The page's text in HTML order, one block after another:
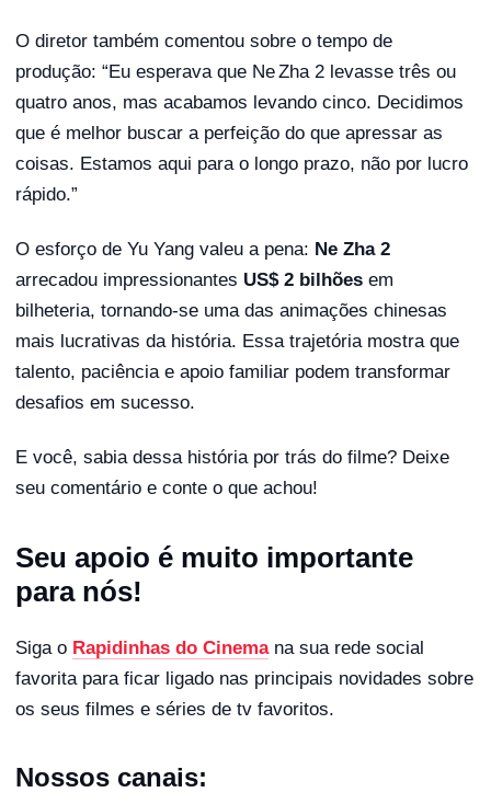
O diretor também comentou sobre o tempo de
produção: “Eu esperava que Ne Zha 2 levasse três ou
quatro anos, mas acabamos levando cinco. Decidimos
que é melhor buscar a perfeição do que apressar as
coisas. Estamos aqui para o longo prazo, não por lucro
rápido.”
O esforço de Yu Yang valeu a pena: Ne Zha 2
arrecadou impressionantes US$ 2 bilhões em
bilheteria, tornando-se uma das animações chinesas
mais lucrativas da história. Essa trajetória mostra que
talento, paciência e apoio familiar podem transformar
desafios em sucesso.
E você, sabia dessa história por trás do filme? Deixe
seu comentário e conte o que achou!
Seu apoio é muito importante
para nós!
Siga o Rapidinhas do Cinemana sua rede social
favorita para ficar ligado nas principais novidades sobre
os seus filmes e séries de tv favoritos.
Nossos canais: